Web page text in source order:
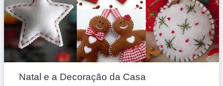
Natal e a Decoração da Casa